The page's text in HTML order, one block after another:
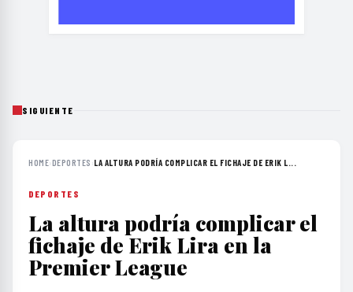
SIGUIENTE
HOME›DEPORTES ›LA ALTURA PODRÍA COMPLICAR EL FICHAJE DE ERIK L...
DEPORTES
La altura podría complicar el
fichaje de Erik Lira en la
Premier League